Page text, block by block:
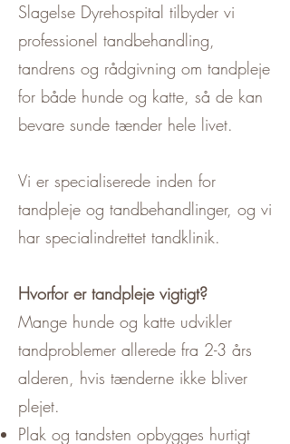
Slagelse Dyrehospital tilbyder vi
professionel tandbehandling,
tandrens og rådgivning om tandpleje
for både hunde og katte, så de kan
bevare sunde tænder hele livet.
Vi er specialiserede inden for
tandpleje og tandbehandlinger, og vi
har specialindrettet tandklinik.
Hvorfor er tandpleje vigtigt?
Mange hunde og katte udvikler
tandproblemer allerede fra 2-3 års
alderen, hvis tænderne ikke bliver
plejet.
Plak og tandsten opbygges hurtigt